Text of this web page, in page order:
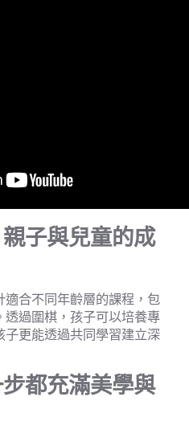
子與兒童的成
合不同年齡層的課程，包
過圍棋，孩子可以培養專
更能透過共同學習建立深
都充滿美學與